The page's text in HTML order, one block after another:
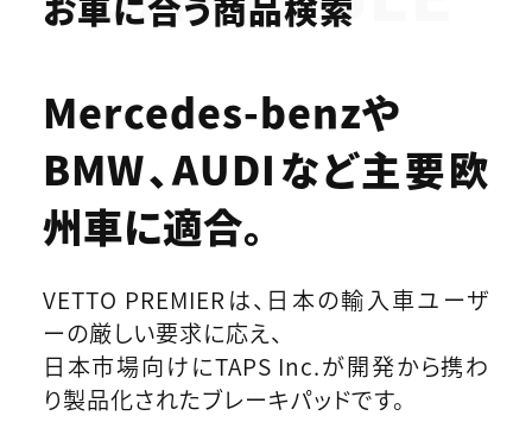
Mercedes-benzや
BMW、AUDIなど主要欧
州車に適合。
VETTO PREMIERは、日本の輸入車ユーザ
ーの厳しい要求に応え、
日本市場向けにTAPS Inc.が開発から携わ
り製品化されたブレーキパッドです。